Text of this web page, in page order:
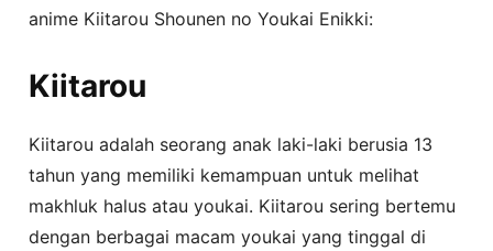
anime Kiitarou Shounen no Youkai Enikki:
Kiitarou
Kiitarou adalah seorang anak laki-laki berusia 13
tahun yang memiliki kemampuan untuk melihat
makhluk halus atau youkai. Kiitarou sering bertemu
dengan berbagai macam youkai yang tinggal di